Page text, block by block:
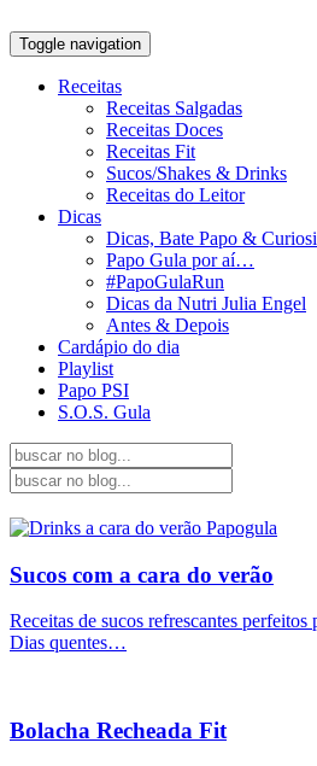
Toggle navigation
Receitas
Receitas Salgadas
Receitas Doces
Receitas Fit
Sucos/Shakes & Drinks
Receitas do Leitor
Dicas
Dicas, Bate Papo &
Papo Gula por aí…
#PapoGulaRun
Dicas da Nutri Julia Engel
Antes & Depois
Cardápio do dia
Playlist
Papo PSI
S.O.S. Gula
Sucos com a cara do verão
Receitas de sucos refrescantes perfeitos
Dias quentes…
Bolacha Recheada Fit